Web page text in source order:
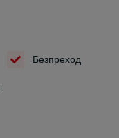
Безпреход